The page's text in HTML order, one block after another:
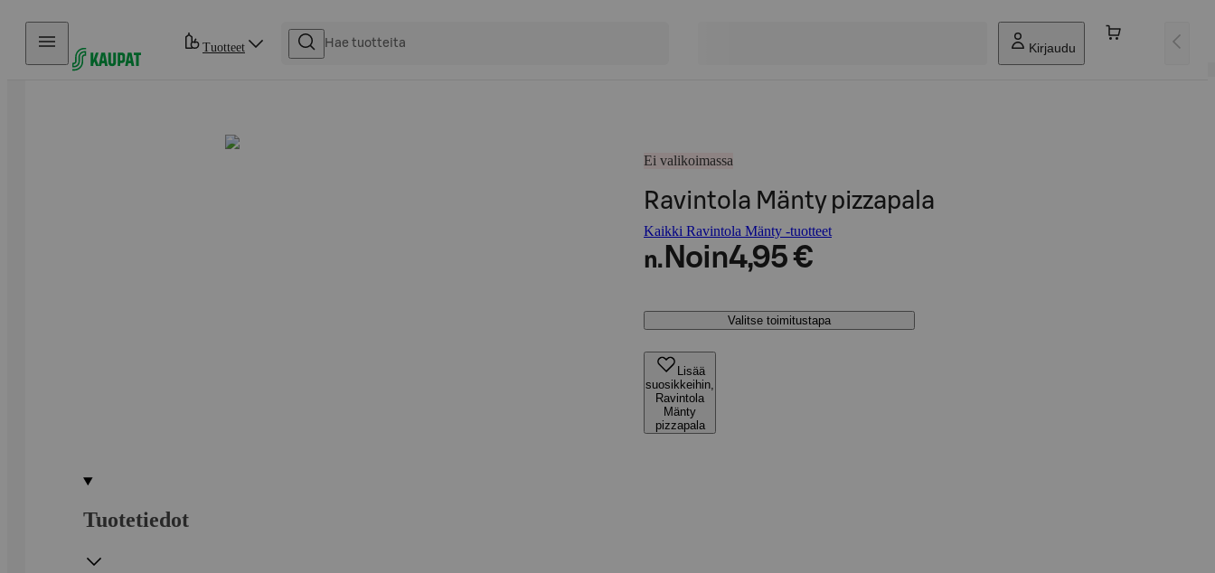
Hyppää sisältöön
Tuotteet Kirjaudu
Ei valikoimassa
Ravintola Mänty pizzapala
Kaikki Ravintola Mänty -tuotteet
n. Noin4,95 €
Valitse toimitustapa
Lisää
suosikkeihin,
Ravintola
Mänty
pizzapala
Tuotetiedot